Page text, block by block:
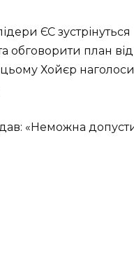
ЄС
обговорити план
Хойєр
«Неможна